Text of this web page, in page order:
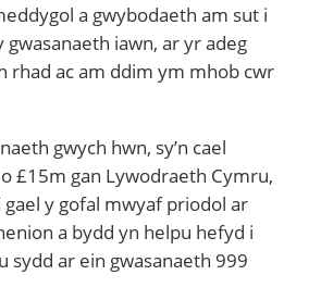
a gwybodaeth am sut i
gwasanaeth iawn, ar yr adeg
rhad ac am ddim ym mhob cwr
gwych hwn, sy’n cael
£15m gan Lywodraeth Cymru,
y gofal mwyaf priodol ar
a bydd yn helpu hefyd i
sydd ar ein gwasanaeth 999